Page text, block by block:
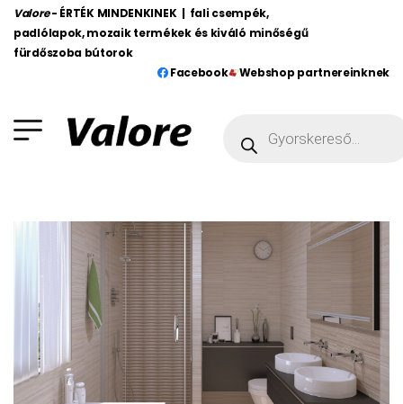
Valore - ÉRTÉK MINDENKINEK | fali csempék,
padlólapok, mozaik termékek és kiváló minőségű
fürdőszoba bútorok
Facebook
Webshop partnereinknek